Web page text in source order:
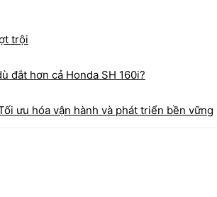
trội
đắt hơn cả Honda SH 160i?
ưu hóa vận hành và phát triển bền vững